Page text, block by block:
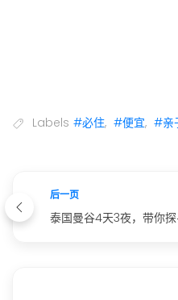
Labels #必住, #便宜, #亲
后一页
泰国曼谷4天3夜，带你探